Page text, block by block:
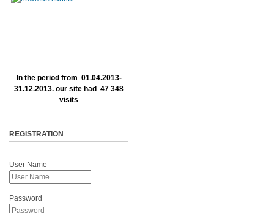
In the period from 01.04.2013-
31.12.2013. our site had 47 348
visits
REGISTRATION
User Name
Password